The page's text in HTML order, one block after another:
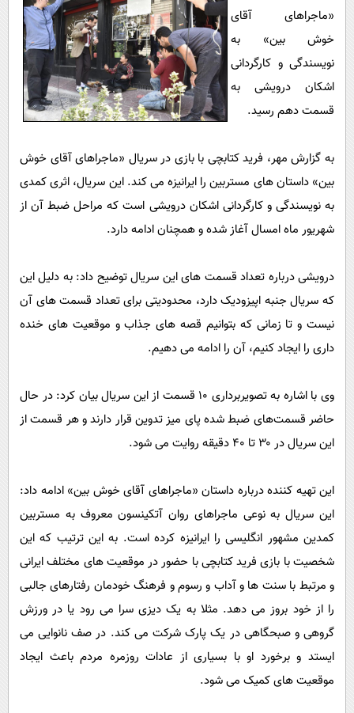
سرگرمی
فناوری
گوناگون
حوادث
محیط زیست
سلامت
فرهنگی
بین الملل
حیات وحش
سیاست خارجی
پیامک
روانشناسی
آشپزی
دانلود
«ماجراهای آقای
خوش بین» به
نویسندگی و کارگردانی
اشکان درویشی به
قسمت دهم رسید.
به گزارش مهر، فرید کتابچی با بازی در سریال «ماجراهای آقای خوش
بین» داستان های مستربین را ایرانیزه می کند. این سریال، اثری کمدی
به نویسندگی و کارگردانی اشکان درویشی است که مراحل ضبط آن از
شهریور ماه امسال آغاز شده و همچنان ادامه دارد.
درویشی درباره تعداد قسمت های این سریال توضیح داد: به دلیل این
که سریال جنبه اپیزودیک دارد، محدودیتی برای تعداد قسمت های آن
نیست و تا زمانی که بتوانیم قصه های جذاب و موقعیت های خنده
داری را ایجاد کنیم، آن را ادامه می دهیم.
وی با اشاره به تصویربرداری ۱۰ قسمت از این سریال بیان کرد: در حال
حاضر قسمت‌های ضبط شده پای میز تدوین قرار دارند و هر قسمت از
این سریال در ۳۰ تا ۴۰ دقیقه روایت می شود.
این تهیه کننده درباره داستان «ماجراهای آقای خوش بین» ادامه داد:
این سریال به نوعی ماجراهای روان آتکینسون معروف به مستربین
کمدین مشهور انگلیسی را ایرانیزه کرده است. به این ترتیب که این
شخصیت با بازی فرید کتابچی با حضور در موقعیت های مختلف ایرانی
و مرتبط با سنت ها و آداب و رسوم و فرهنگ خودمان رفتارهای جالبی
را از خود بروز می دهد. مثلا به یک دیزی سرا می رود یا در ورزش
گروهی و صبحگاهی در یک پارک شرکت می کند. در صف نانوایی می
ایستد و برخورد او با بسیاری از عادات روزمره مردم باعث ایجاد
موقعیت های کمیک می شود.